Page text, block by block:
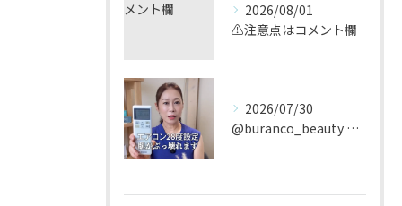
2026/08/01
⚠️注意点はコメント欄
2026/07/30
@buranco_beauty 歴12年の知見と根本美容💆‍...